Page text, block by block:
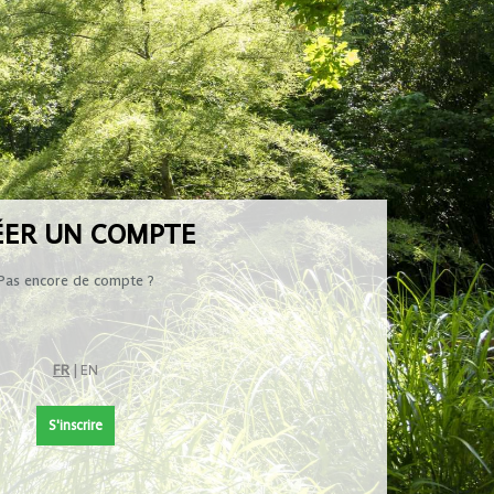
UN COMPTE
encore de compte ?
FR EN
S'inscrire